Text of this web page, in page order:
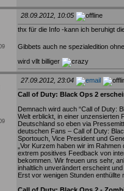
28.09.2012, 10:05
thx für die Info -kann ich beruhigt
Gibbets auch ne spezialedition
wird vllt billiger
27.09.2012, 23:04
Call of Duty: Black Ops 2
Demnach wird auch “Call of Duty:
Welt erblickt, in einer unzensierten
Deutschland so eben via
deutschen Fans – Call of Duty:
Sportouch, Vice President und
„Vor Kurzem haben wir im
extrem positives Feedback von
bekommen. Wir freuen uns sehr,
inhaltlich unverändert erscheint
Erst vor wenigen Stunden